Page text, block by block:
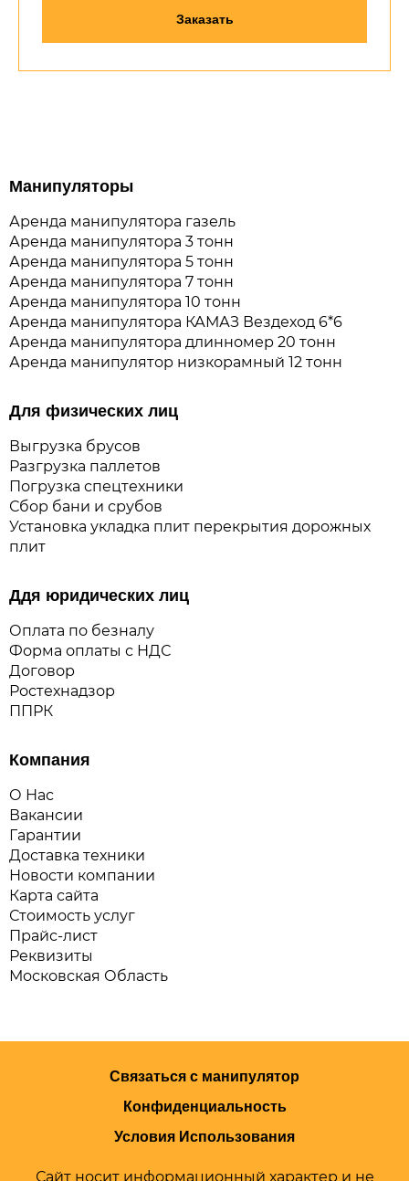
Заказать
Манипуляторы
Аренда манипулятора газель
Аренда манипулятора 3 тонн
Аренда манипулятора 5 тонн
Аренда манипулятора 7 тонн
Аренда манипулятора 10 тонн
Аренда манипулятора КАМАЗ Вездеход 6*6
Аренда манипулятора длинномер 20 тонн
Аренда манипулятор низкорамный 12 тонн
Для физических лиц
Выгрузка брусов
Разгрузка паллетов
Погрузка спецтехники
Сбор бани и срубов
Установка укладка плит перекрытия дорожных
плит
Ддя юридических лиц
Оплата по безналу
Форма оплаты с НДС
Договор
Ростехнадзор
ППРК
Компания
О Нас
Вакансии
Гарантии
Доставка техники
Новости компании
Карта сайта
Стоимость услуг
Прайс-лист
Реквизиты
Московская Область
Связаться с манипулятор
Конфиденциальность
Условия Использования
Сайт носит информационный характер и не